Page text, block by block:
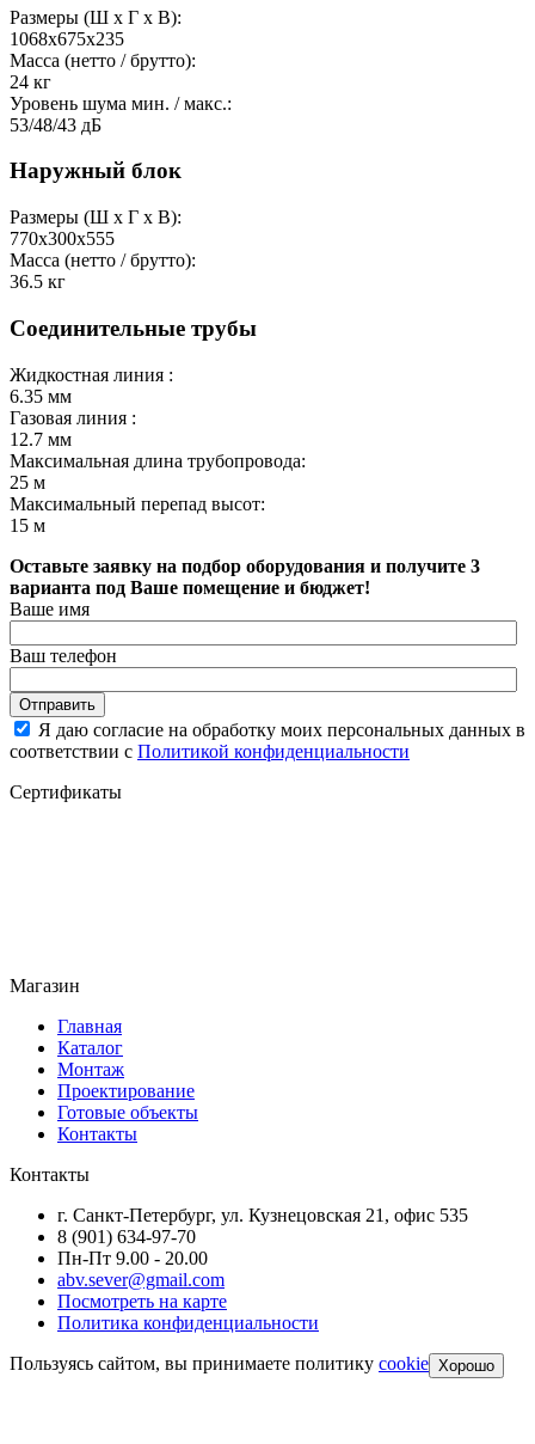
Размеры (Ш x Г x В):
1068x675x235
Масса (нетто / брутто):
24 кг
Уровень шума мин. / макс.:
53/48/43 дБ
Наружный блок
Размеры (Ш x Г x В):
770x300x555
Масса (нетто / брутто):
36.5 кг
Соединительные трубы
Жидкостная линия :
6.35 мм
Газовая линия :
12.7 мм
Максимальная длина трубопровода:
25 м
Максимальный перепад высот:
15 м
Оставьте заявку на подбор оборудования и получите 3
варианта под Ваше помещение и бюджет!
Ваше имя
Ваш телефон
Отправить
Я даю согласие на обработку моих персональных данных в
соответствии с Политикой конфиденциальности
Сертификаты
Магазин
Главная
Каталог
Монтаж
Проектирование
Готовые объекты
Контакты
Контакты
г. Санкт-Петербург, ул. Кузнецовская 21, офис 535
8 (901) 634-97-70
Пн-Пт 9.00 - 20.00
abv.sever@gmail.com
Посмотреть на карте
Политика конфиденциальности
Пользуясь сайтом, вы принимаете политику cookie Хорошо